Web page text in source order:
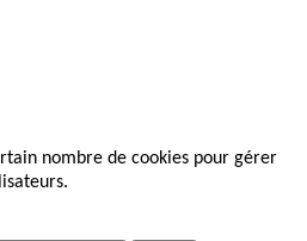
nombre de cookies pour gérer